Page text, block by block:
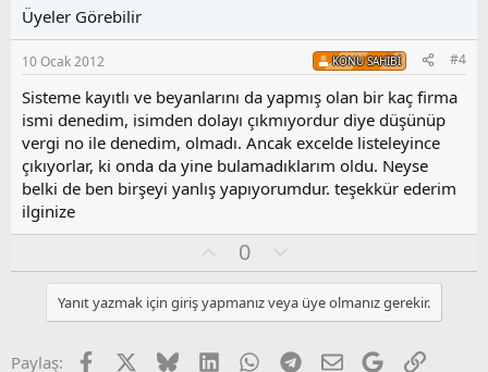
s
u
z
o
y
l
a
Üyeler Görebilir
10 Ocak 2012 KONU SAHIBI #4
Sisteme kayıtlı ve beyanlarını da yapmış olan bir kaç firma
ismi denedim, isimden dolayı çıkmıyordur diye düşünüp
vergi no ile denedim, olmadı. Ancak excelde listeleyince
çıkıyorlar, ki onda da yine bulamadıklarım oldu. Neyse
belki de ben birşeyi yanlış yapıyorumdur. teşekkür ederim
ilginize
y
l
a
0
l
u
m
u
Yanıt yazmak için giriş yapmanız veya üye olmanız gerekir.
Paylaş: Facebook BlueskyLinkedInWhatsApp
Telegram
E-postaGoogleLink